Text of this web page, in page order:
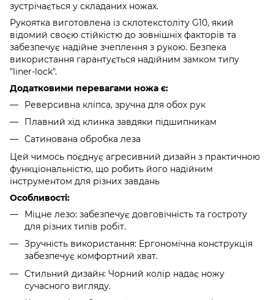
зустрічається у складаних ножах.
Рукоятка виготовлена ​​із склотекстоліту G10, який
відомий своєю стійкістю до зовнішніх факторів та
забезпечує надійне зчеплення з рукою. Безпека
використання гарантується надійним замком типу
"liner-lock".
Додатковими перевагами ножа є:
Реверсивна кліпса, зручна для обох рук
Плавний хід клинка завдяки підшипникам
Сатинована обробка леза
Цей чимось поєднує агресивний дизайн з практичною
функціональністю, що робить його надійним
інструментом для різних завдань
Особливості:
Міцне лезо: забезпечує довговічність та гостроту
для різних типів робіт.
Зручність використання: Ергономічна конструкція
забезпечує комфортний хват.
Стильний дизайн: Чорний колір надає ножу
сучасного вигляду.